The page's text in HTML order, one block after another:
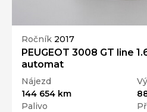
Ročník 2017
PEUGEOT 3008 GT line
automat
Nájezd
144 654 km
Palivo